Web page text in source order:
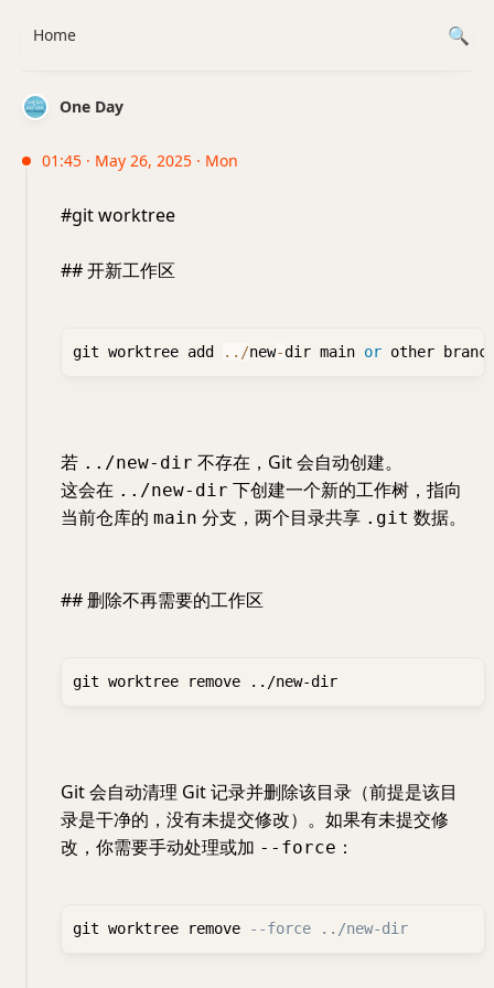
One Day
01:45 · May 26, 2025 · Mon
#git worktree
## 开新工作区
git worktree add .. /new-dir main or
若 ../new-dir 不存在，Git 会自动创建。
这会在 ../new-dir 下创建一个新的工作树，指向
当前仓库的 main 分支，两个目录共享 .git 数据。
## 删除不再需要的工作区
Git 会自动清理 Git 记录并删除该目录（前提是该目
录是干净的，没有未提交修改）。如果有未提交修
改，你需要手动处理或加 --force ：
git worktree remove --force ../new-dir
Home